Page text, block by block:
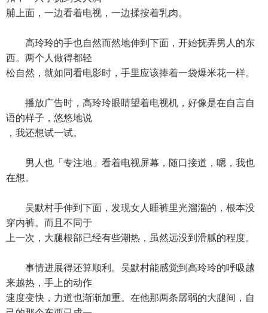
脯上面，一边看着电视，一边揉按着乳肉。
高玲玲的手也自然而然地伸到下面，开始抚弄男人的东
西。两个人做得都轻
松自然，就如同看电影时，手里应该捧着一袋爆米花一样。
播放广告时，高玲玲眼睛望着电视机，好像是在自言自
语的样子，悠悠地说
，我还想试一试。
男人也「专注地」看着电视屏幕，随口接道，嗯，我也
在想。
吴默村手伸到下面，发现女人睡裤里光溜溜的，根本没
穿内裤。而且不同于
上一次，大腿根部已经有些潮热，虽然远没到滑腻的程度。
事情进展得还算顺利。吴默村能感觉到高玲玲的呼吸越
来越热，手上的动作
速度变快，力道也渐渐加重。在他那两条孱弱的大腿间，自